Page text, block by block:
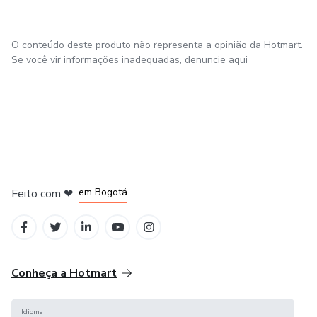
Autor dos E-Books:
- Mercantilização do ensino Superior - Estudo de Caso
sobre Adoecimento Laboral.
- Saúde Mental no Trabalho - Desmistificando a nova NR1
O conteúdo deste produto não representa a opinião da Hotmart.
Se você vir informações inadequadas, denuncie aqui
Feito com ❤ em Bogotá
Conheça a Hotmart
Idioma